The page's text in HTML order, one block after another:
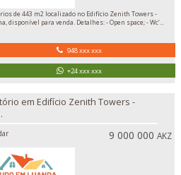
de 443 m2 localizado no Edifício Zenith Towers -
Talatona, disponível para venda. Detalhes: - Open space; - Wc’...
948 xxx xxx
+24 xxx xxx
Zenith Towers -
9 000 000AKZ